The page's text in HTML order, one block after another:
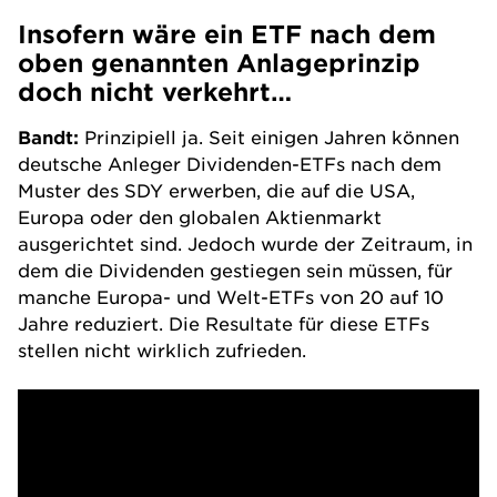
Insofern wäre ein ETF nach dem
oben genannten Anlageprinzip
doch nicht verkehrt…
Bandt: Prinzipiell ja. Seit einigen Jahren können
deutsche Anleger Dividenden-ETFs nach dem
Muster des SDY erwerben, die auf die USA,
Europa oder den globalen Aktienmarkt
ausgerichtet sind. Jedoch wurde der Zeitraum, in
dem die Dividenden gestiegen sein müssen, für
manche Europa- und Welt-ETFs von 20 auf 10
Jahre reduziert. Die Resultate für diese ETFs
stellen nicht wirklich zufrieden.